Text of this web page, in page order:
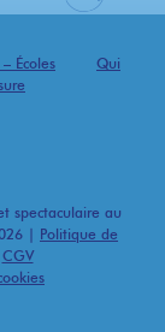
Écoles
Qui
spectaculaire au
| Politique de
CGV